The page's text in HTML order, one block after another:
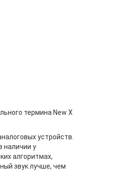
термина New X
устройств.
наличии у
алгоритмах,
звук лучше, чем